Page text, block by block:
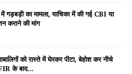
में गड़बड़ी का मामला, याचिका में की गई CBI या
कराने की मांग
को रास्ते में घेरकर पीटा, बेहोश कर नीचे
के बाद...